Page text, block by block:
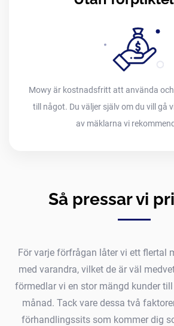
Mowy är kostnadsfritt att använda
till något. Du väljer själv om du vill gå
av mäklarna vi
Så pressar vi
För varje förfrågan låter vi ett flertal
med varandra, vilket de är väl
förmedlar vi en stor mängd kunder
månad. Tack vare dessa två
förhandlingssits som kommer dig